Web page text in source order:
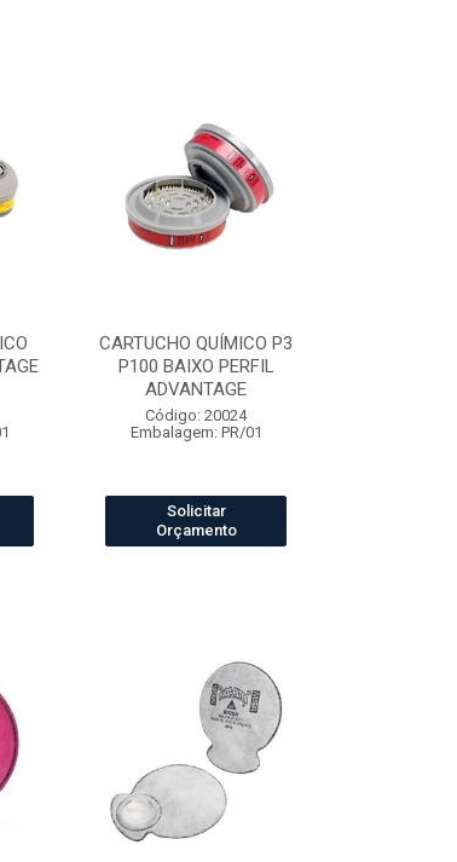
CARTUCHO QUÍMICO P3
P100 BAIXO PERFIL
ADVANTAGE
Código: 20024
Embalagem: PR/01
Solicitar
Orçamento